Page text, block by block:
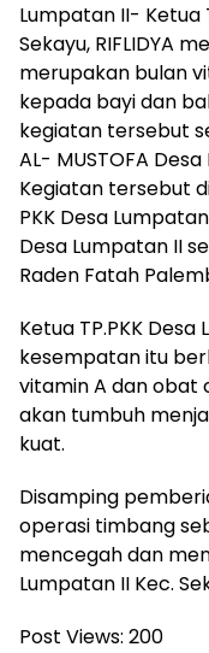
Lumpatan II- Ketua
Sekayu, RIFLIDYA
merupakan bulan
kepada bayi dan
kegiatan tersebut
AL- MUSTOFA
Kegiatan tersebut
PKK Desa
Desa Lumpatan II
Raden Fatah
Ketua TP.PKK Desa
kesempatan itu
vitamin A dan obat
akan tumbuh
kuat.
Disamping
operasi timbang
mencegah dan
Lumpatan II Kec.
Post Views: 200